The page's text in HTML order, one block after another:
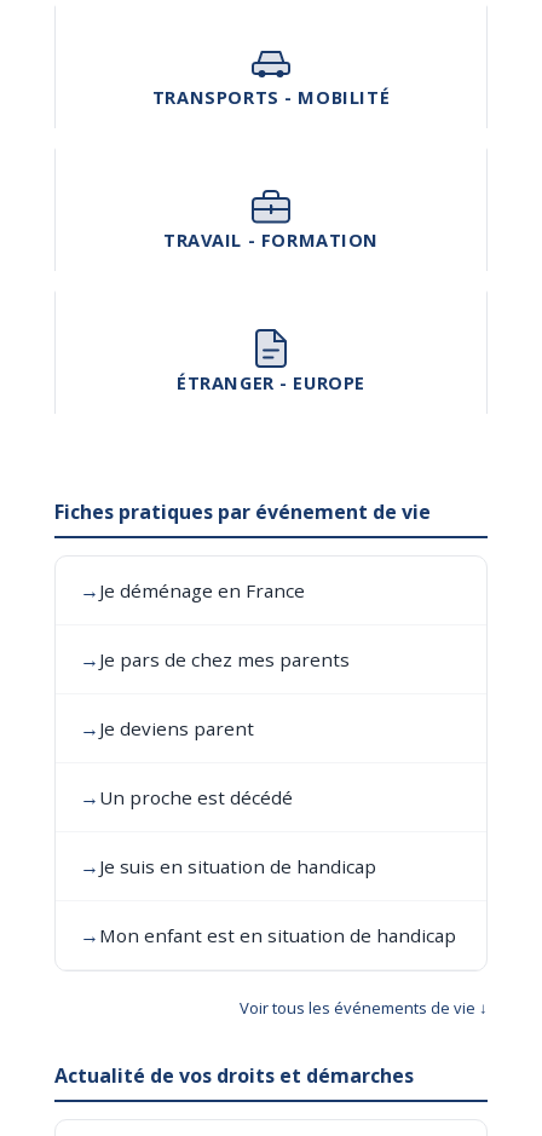
TRANSPORTS - MOBILITÉ
TRAVAIL - FORMATION
ÉTRANGER - EUROPE
Fiches pratiques par événement de vie
→ Je déménage en France
→ Je pars de chez mes parents
→ Je deviens parent
→ Un proche est décédé
→ Je suis en situation de handicap
→ Mon enfant est en situation de handicap
Voir tous les événements de vie ↓
Actualité de vos droits et démarches